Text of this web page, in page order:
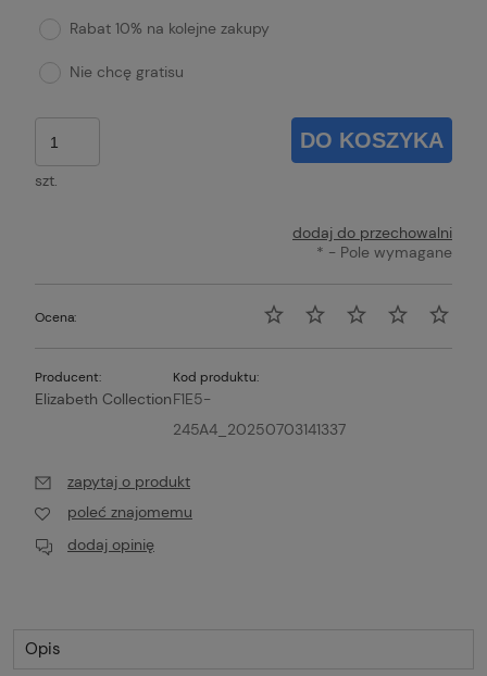
Rabat 10% na kolejne zakupy
Nie chcę gratisu
szt.
DO KOSZYKA
dodaj do przechowalni
* - Pole wymagane
Ocena:
Producent:
Elizabeth Collection
Kod produktu:
F1E5-
245A4_20250703141337
zapytaj o produkt
poleć znajomemu
dodaj opinię
Opis